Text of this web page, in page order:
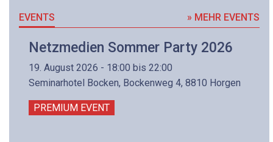
EVENTS » MEHR EVENTS
Netzmedien Sommer Party 2026
19. August 2026 - 18:00 bis 22:00
Seminarhotel Bocken, Bockenweg 4, 8810 Horgen
PREMIUM EVENT